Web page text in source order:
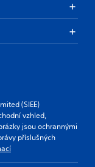
(SIEE)
vzhled,
jsou ochrannými
příslušných